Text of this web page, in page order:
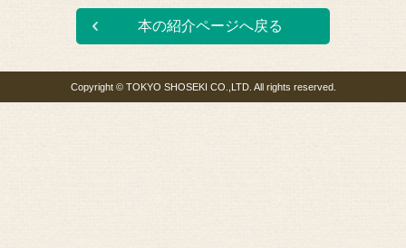
本の紹介ページへ戻る
Copyright © TOKYO SHOSEKI CO.,LTD. All rights reserved.